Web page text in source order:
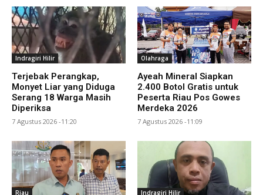
Indragiri Hilir
Terjebak Perangkap,
Monyet Liar yang Diduga
Serang 18 Warga Masih
Diperiksa
7 Agustus 2026 -11:20
Olahraga
Ayeah Mineral Siapkan
2.400 Botol Gratis untuk
Peserta Riau Pos Gowes
Merdeka 2026
7 Agustus 2026 -11:09
Riau Indragiri Hilir